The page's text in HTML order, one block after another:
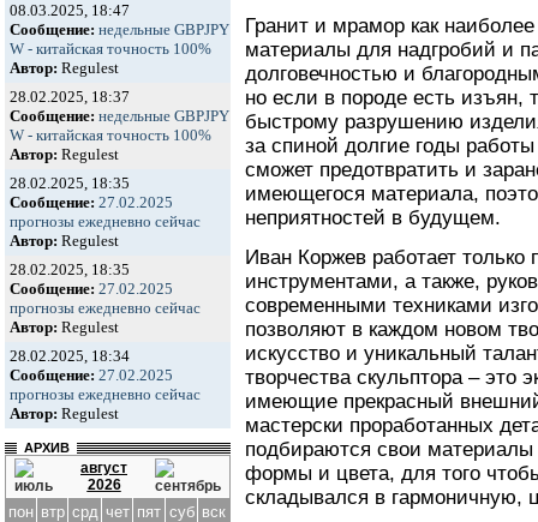
08.03.2025, 18:47
Сообщение: недельные GBPJPY
W - китайская точность 100%
Автор: Regulest
28.02.2025, 18:37
Сообщение: недельные GBPJPY
W - китайская точность 100%
Автор: Regulest
28.02.2025, 18:35
Сообщение: 27.02.2025
прогнозы ежедневно сейчас
Автор: Regulest
28.02.2025, 18:35
Сообщение: 27.02.2025
прогнозы ежедневно сейчас
Автор: Regulest
28.02.2025, 18:34
Сообщение: 27.02.2025
прогнозы ежедневно сейчас
Автор: Regulest
АРХИВ
август
2026
пон втр срд чет пят суб вск
Гранит и мрамор как
материалы для надгробий и
долговечностью и
но если в породе есть изъян,
быстрому разрушению
за спиной долгие годы
сможет предотвратить и
имеющегося материала,
неприятностей в будущем.
Иван Коржев работает
инструментами, а также,
современными техниками
позволяют в каждом новом
искусство и уникальный
творчества скульптора – это
имеющие прекрасный
мастерски проработанных
подбираются свои
формы и цвета, для того
складывался в гармоничную,